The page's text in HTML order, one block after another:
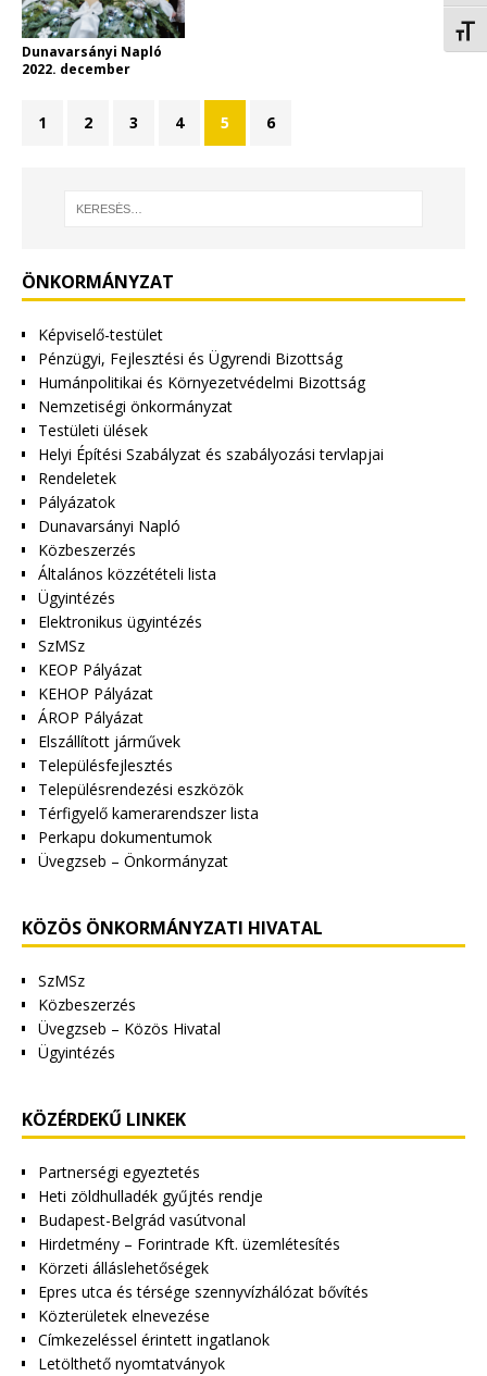
Dunavarsányi Napló
2022. december
1 2 3 4 5 6
ÖNKORMÁNYZAT
Képviselő-testület
Pénzügyi, Fejlesztési és Ügyrendi Bizottság
Humánpolitikai és Környezetvédelmi Bizottság
Nemzetiségi önkormányzat
Testületi ülések
Helyi Építési Szabályzat és szabályozási tervlapjai
Rendeletek
Pályázatok
Dunavarsányi Napló
Közbeszerzés
Általános közzétételi lista
Ügyintézés
Elektronikus ügyintézés
SzMSz
KEOP Pályázat
KEHOP Pályázat
ÁROP Pályázat
Elszállított járművek
Településfejlesztés
Településrendezési eszközök
Térfigyelő kamerarendszer lista
Perkapu dokumentumok
Üvegzseb – Önkormányzat
KÖZÖS ÖNKORMÁNYZATI HIVATAL
SzMSz
Közbeszerzés
Üvegzseb – Közös Hivatal
Ügyintézés
KÖZÉRDEKŰ LINKEK
Partnerségi egyeztetés
Heti zöldhulladék gyűjtés rendje
Budapest-Belgrád vasútvonal
Hirdetmény – Forintrade Kft. üzemlétesítés
Körzeti álláslehetőségek
Epres utca és térsége szennyvízhálózat bővítés
Közterületek elnevezése
Címkezeléssel érintett ingatlanok
Letölthető nyomtatványok